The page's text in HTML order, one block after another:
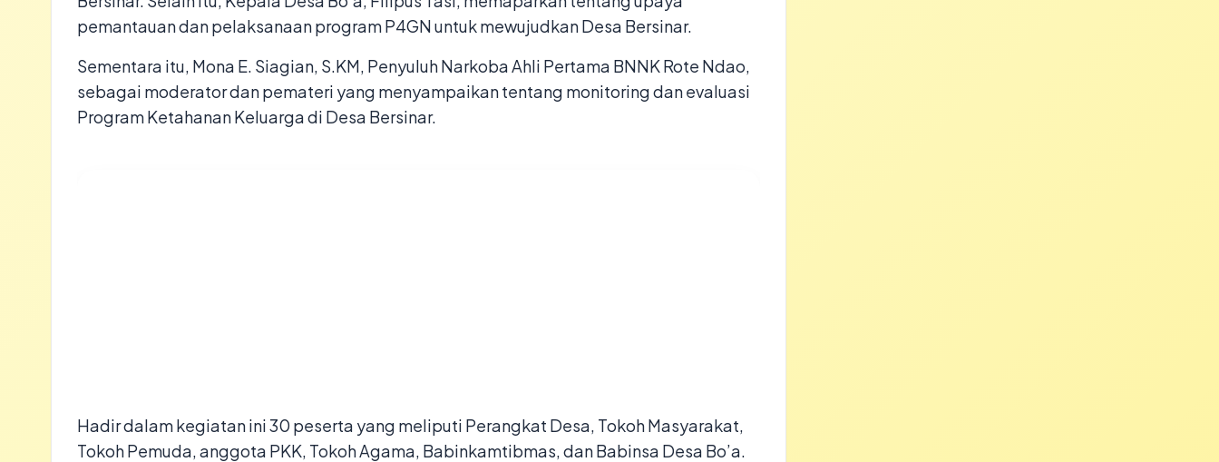
pemantauan dan pelaksanaan program P4GN untuk mewujudkan Desa Bersinar.
Sementara itu, Mona E. Siagian, S.KM, Penyuluh Narkoba Ahli Pertama BNNK Rote Ndao,
sebagai moderator dan pemateri yang menyampaikan tentang monitoring dan evaluasi
Program Ketahanan Keluarga di Desa Bersinar.
Hadir dalam kegiatan ini 30 peserta yang meliputi Perangkat Desa, Tokoh Masyarakat,
Tokoh Pemuda, anggota PKK, Tokoh Agama, Babinkamtibmas, dan Babinsa Desa Bo’a.